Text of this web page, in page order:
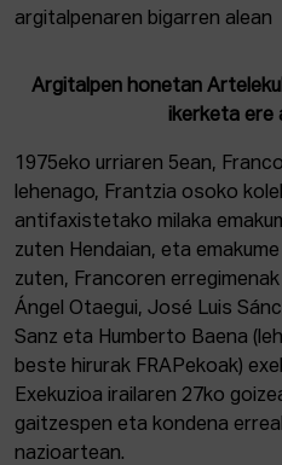
Argitalpen honetan
ikerketa ere
1975eko urriaren 5ean,
lehenago, Frantzia osoko
antifaxistetako milaka
zuten Hendaian, eta
zuten, Francoren
Ángel Otaegui, José Luis
Sanz eta Humberto Baena
beste hirurak FRAPekoak)
Exekuzioa irailaren 27ko
gaitzespen eta kondena
nazioartean.